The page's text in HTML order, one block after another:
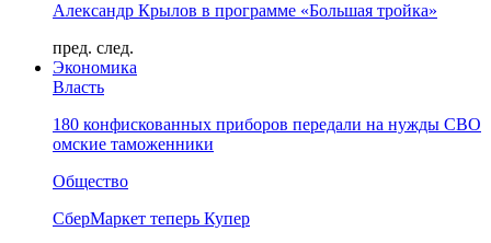
Александр Крылов в программе «Большая тройка»
пред. след.
Экономика
Власть
180 конфискованных приборов передали на нужды СВО
омские таможенники
Общество
СберМаркет теперь Купер